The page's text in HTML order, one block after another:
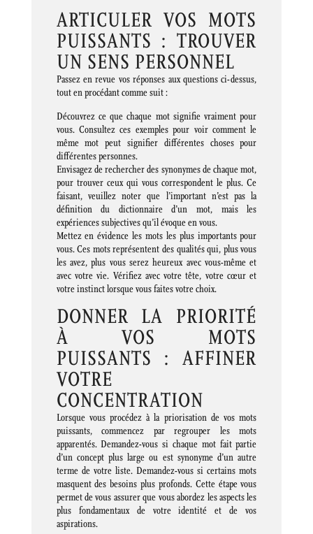
ARTICULER VOS MOTS
PUISSANTS : TROUVER
UN SENS PERSONNEL
Passez en revue vos réponses aux questions ci-dessus,
tout en procédant comme suit :
Découvrez ce que chaque mot signifie vraiment pour
vous. Consultez ces exemples pour voir comment le
même mot peut signifier différentes choses pour
différentes personnes.
Envisagez de rechercher des synonymes de chaque mot,
pour trouver ceux qui vous correspondent le plus. Ce
faisant, veuillez noter que l’important n’est pas la
définition du dictionnaire d’un mot, mais les
expériences subjectives qu’il évoque en vous.
Mettez en évidence les mots les plus importants pour
vous. Ces mots représentent des qualités qui, plus vous
les avez, plus vous serez heureux avec vous-même et
avec votre vie. Vérifiez avec votre tête, votre cœur et
votre instinct lorsque vous faites votre choix.
DONNER LA PRIORITÉ
À VOS MOTS
PUISSANTS : AFFINER
VOTRE
CONCENTRATION
Lorsque vous procédez à la priorisation de vos mots
puissants, commencez par regrouper les mots
apparentés. Demandez-vous si chaque mot fait partie
d’un concept plus large ou est synonyme d’un autre
terme de votre liste. Demandez-vous si certains mots
masquent des besoins plus profonds. Cette étape vous
permet de vous assurer que vous abordez les aspects les
plus fondamentaux de votre identité et de vos
aspirations.